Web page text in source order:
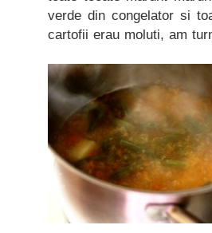
verde din congelator si
cartofii erau moluti, am